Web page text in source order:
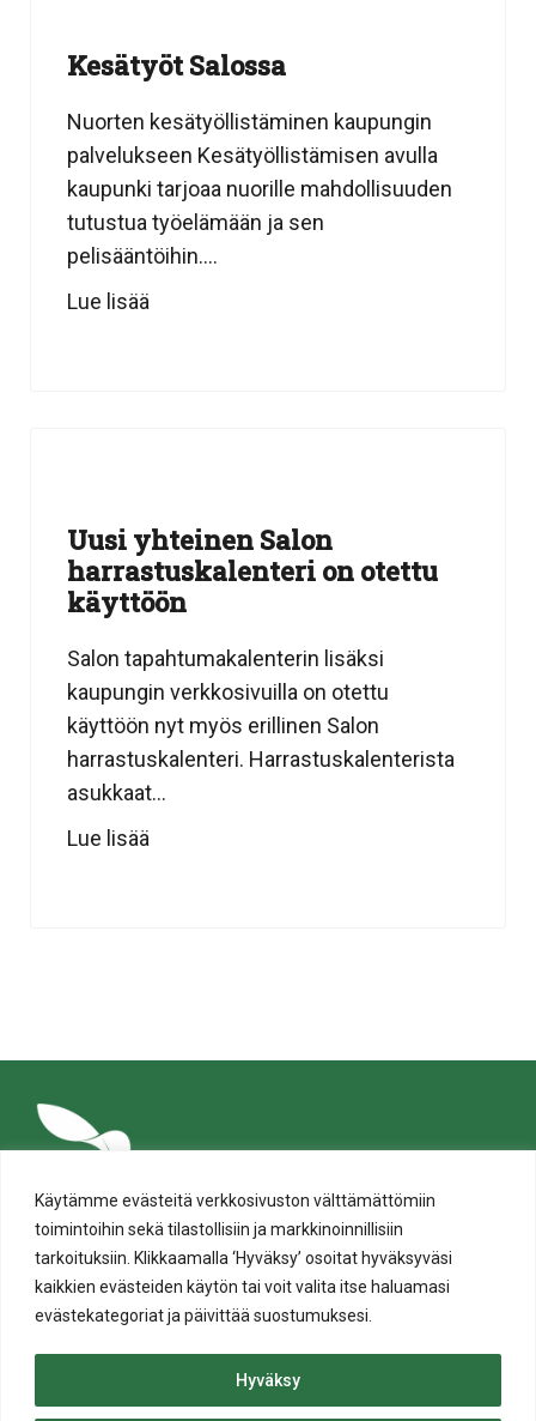
Käytämme evästeitä verkkosivuston välttämättömiin
toimintoihin sekä tilastollisiin ja markkinoinnillisiin
tarkoituksiin. Klikkaamalla ‘Hyväksy’ osoitat hyväksyväsi
kaikkien evästeiden käytön tai voit valita itse haluamasi
evästekategoriat ja päivittää suostumuksesi.
Hyväksy
Kesätyöt Salossa
Nuorten kesätyöllistäminen kaupungin
palvelukseen Kesätyöllistämisen avulla
kaupunki tarjoaa nuorille mahdollisuuden
tutustua työelämään ja sen
pelisääntöihin....
Lue lisää
Uusi yhteinen Salon
harrastuskalenteri on otettu
käyttöön
Salon tapahtumakalenterin lisäksi
kaupungin verkkosivuilla on otettu
käyttöön nyt myös erillinen Salon
harrastuskalenteri. Harrastuskalenterista
asukkaat...
Lue lisää